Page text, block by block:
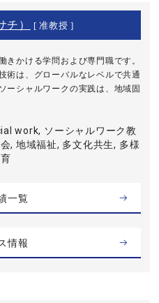
） [ 准教授 ]
きかける学問および専門職です。
術は、グローバルなレベルで共通
ーシャルワークの実践は、地域固
work, ソーシャルワーク教
, 地域福祉, 多文化共生, 多様
一覧
情報